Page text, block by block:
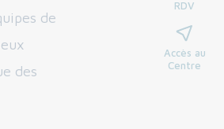
RDV
Accès au
Centre
de
des